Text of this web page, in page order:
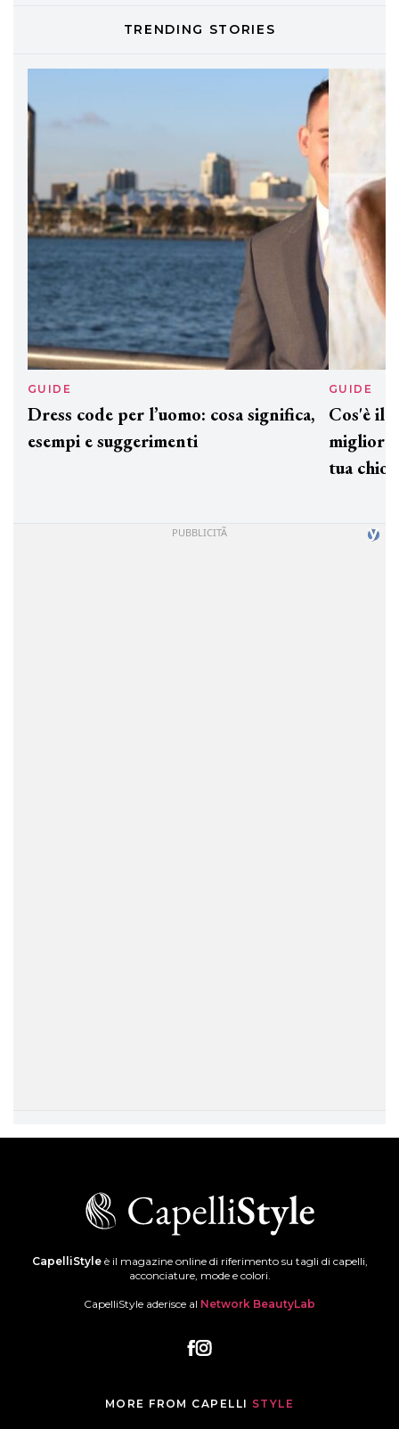
LABEL.M lancia la sua innovativa ed
professionali
TRENDING STORIES
GUIDE
Dress code per l’uomo: cosa significa,
esempi e suggerimenti
GUIDE
tua
CapelliStyleè il magazine online di riferimento su tagli di capelli,
acconciature, mode e colori.
CapelliStyle aderisce al Network BeautyLab
MORE FROM CAPELLI STYLE